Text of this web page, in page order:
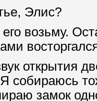
Элис?
возьму.
открытия
собираюсь
замок